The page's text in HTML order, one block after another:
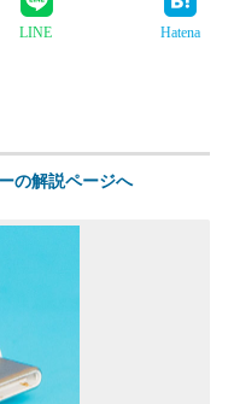
LINE Hatena
の解説ページへ